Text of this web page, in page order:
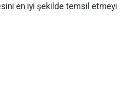
en iyi şekilde temsil etmeyi